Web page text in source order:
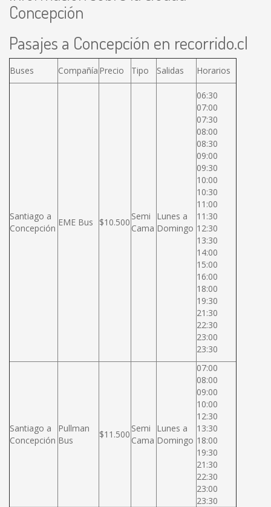
Concepción
Pasajes a Concepción en recorrido.cl
Buses Compañía Precio Tipo Salidas Horarios
Santiago a
Concepción
EME Bus $10.500
Semi
Cama
Lunes a
Domingo
06:30
07:00
07:30
08:00
08:30
09:00
09:30
10:00
10:30
11:00
11:30
12:30
13:30
14:00
15:00
16:00
18:00
19:30
21:30
22:30
23:00
23:30
Santiago a
Concepción
Pullman
Bus
$11.500
Semi
Cama
Lunes a
Domingo
07:00
08:00
09:00
10:00
12:30
13:30
18:00
19:30
21:30
22:30
23:00
23:30